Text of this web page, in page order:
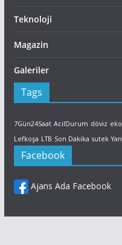
Teknoloji
Magazin
Galeriler
Tags
7Gün24Saat AcilDurum döviz
Lefkoşa LTB Son Dakika sutek
Facebook
Ajans Ada Facebook